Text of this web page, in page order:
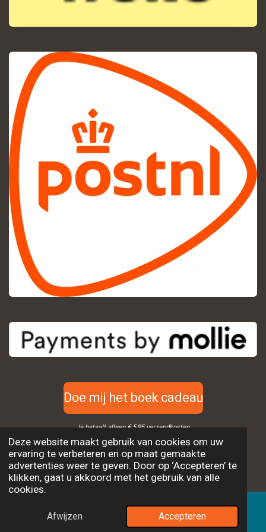
Deze website maakt gebruik van cookies om uw
ervaring te verbeteren en op maat gemaakte
advertenties weer te geven. Door op ‘Accepteren’ te
klikken, gaat u akkoord met het gebruik van alle
cookies.
Afwijzen Accepteren
Doe mij het boek cadeau
Je betaalt alleen € 5,95 verzendkosten
© 2022 - 2026 Ingredior
Powered byJouwWeb